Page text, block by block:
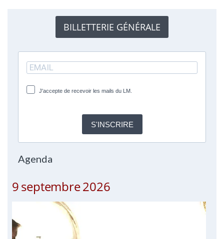
BILLETTERIE GÉNÉRALE
J'accepte de recevoir les mails du LM.
S'INSCRIRE
Agenda
9 septembre 2026